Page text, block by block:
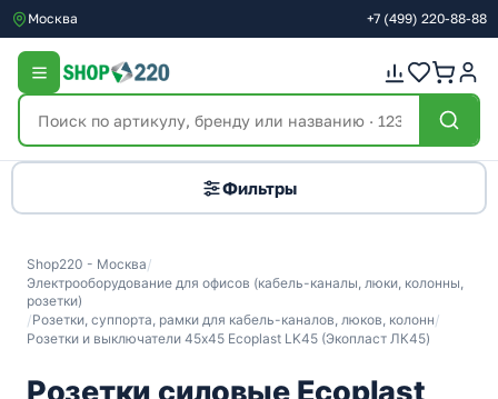
Москва +7 (499) 220-88-88
Фильтры
Shop220 - Москва/
Электрооборудование для офисов (кабель-каналы, люки, колонны,
розетки)
/Розетки, суппорта, рамки для кабель-каналов, люков, колонн/
Розетки и выключатели 45х45 Ecoplast LK45 (Экопласт ЛК45)